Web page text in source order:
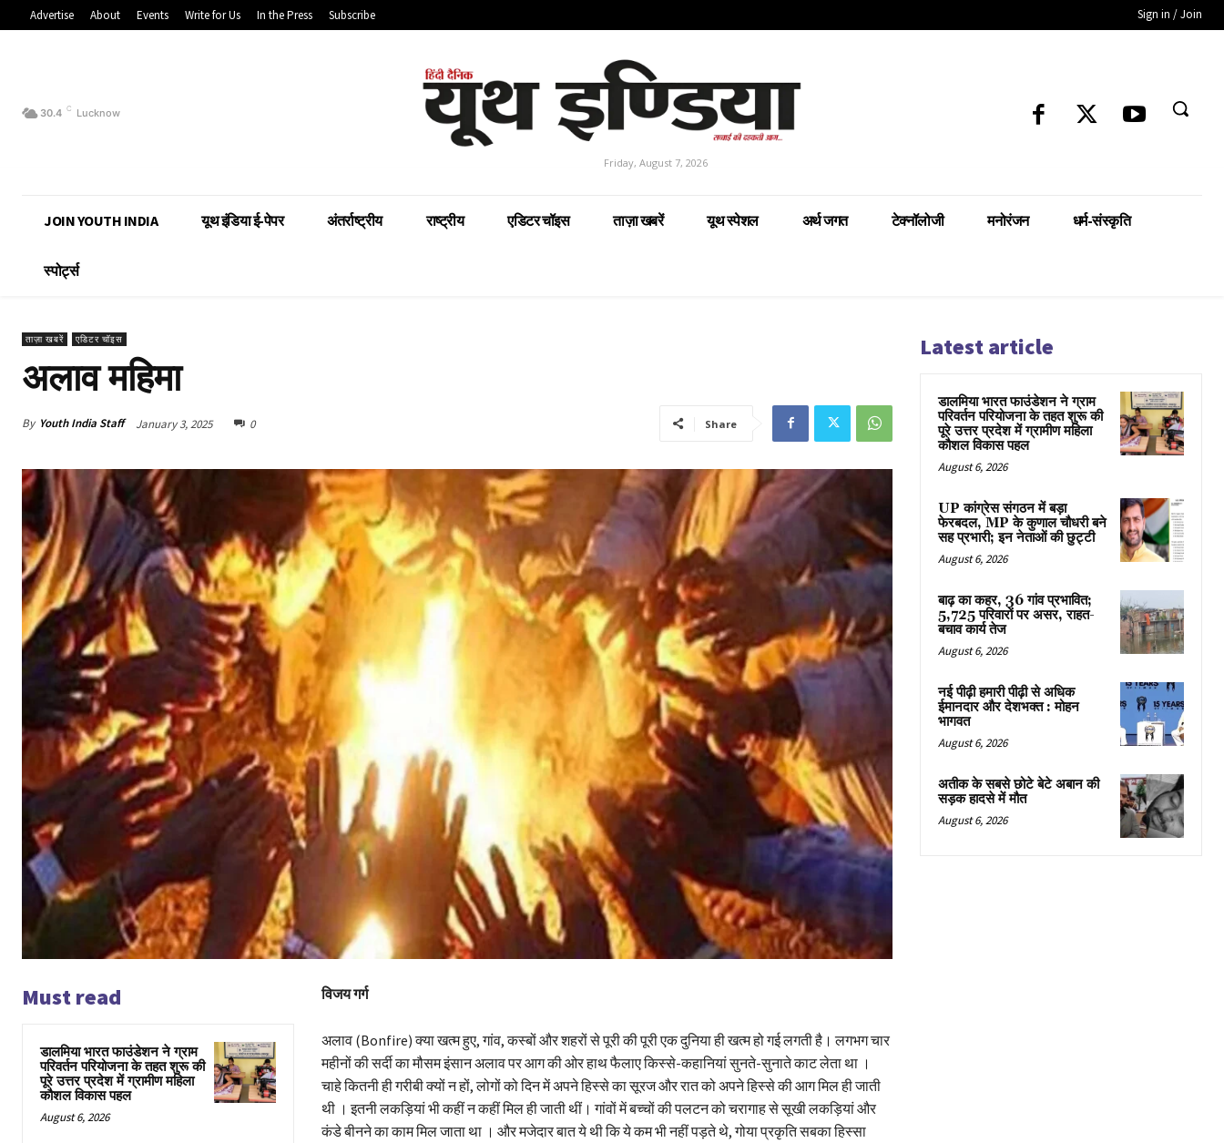
Advertise About Events Write for Us In the Press Subscribe Sign in / Join
30.4 C Lucknow
Friday, August 7, 2026
JOIN YOUTH INDIA यूथ इंडिया ई-पेपर अंतर्राष्ट्रीय राष्ट्रीय एडिटर चॉइस ताज़ा खबरें यूथ स्पेशल अर्थ जगत टेक्नॉलोजी मनोरंजन धर्म-संस्कृति
स्पोर्ट्स
ताज़ा खबरें एडिटर चॉइस
अलाव महिमा
By Youth India Staff January 3, 2025 0 Share
Must read
डालमिया भारत फाउंडेशन ने ग्राम
परिवर्तन परियोजना के तहत शुरू की
पूरे उत्तर प्रदेश में ग्रामीण महिला
कौशल विकास पहल
August 6, 2026
विजय गर्ग
अलाव (Bonfire) क्या खत्म हुए, गांव, कस्बों और शहरों से पूरी की पूरी एक दुनिया ही खत्म हो गई लगती है। लगभग चार
महीनों की सर्दी का मौसम इंसान अलाव पर आग की ओर हाथ फैलाए किस्से-कहानियां सुनते-सुनाते काट लेता था ।
चाहे कितनी ही गरीबी क्यों न हों, लोगों को दिन में अपने हिस्से का सूरज और रात को अपने हिस्से की आग मिल ही जाती
थी । इतनी लकड़ियां भी कहीं न कहीं मिल ही जाती थीं। गांवों में बच्चों की पलटन को चरागाह से सूखी लकड़ियां और
कंडे बीनने का काम मिल जाता था । और मजेदार बात ये थी कि ये कम भी नहीं पड़ते थे, गोया प्रकृति सबका हिस्सा
Latest article
डालमिया भारत फाउंडेशन ने ग्राम
परिवर्तन परियोजना के तहत शुरू की
पूरे उत्तर प्रदेश में ग्रामीण महिला
कौशल विकास पहल
August 6, 2026
UP कांग्रेस संगठन में बड़ा
फेरबदल, MP के कुणाल चौधरी बने
सह प्रभारी; इन नेताओं की छुट्टी
August 6, 2026
बाढ़ का कहर, 36 गांव प्रभावित;
5,725 परिवारों पर असर, राहत-
बचाव कार्य तेज
August 6, 2026
नई पीढ़ी हमारी पीढ़ी से अधिक
ईमानदार और देशभक्त : मोहन
भागवत
August 6, 2026
अतीक के सबसे छोटे बेटे अबान की
सड़क हादसे में मौत
August 6, 2026